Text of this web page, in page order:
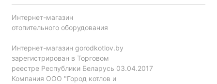
Интернет-магазин
отопительного оборудования
Интернет-магазин gorodkotlov.by
зарегистрирован в Торговом
реестре Республики Беларусь 03.04.2017
Компания ООО "Город котлов и